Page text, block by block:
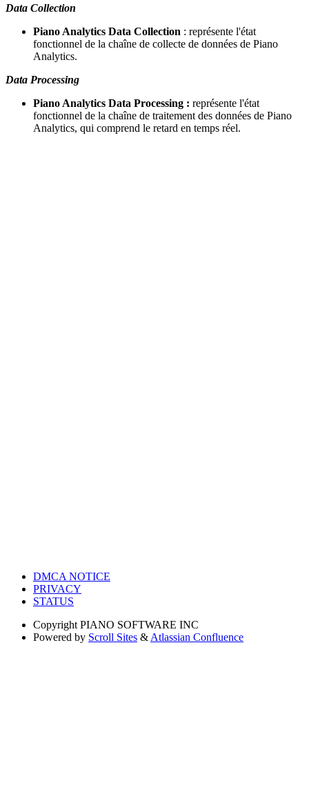
Data Collection
Piano Analytics Data Collection : représente l'état
fonctionnel de la chaîne de collecte de données de Piano
Analytics.
Data Processing
Piano Analytics Data Processing : représente l'état
fonctionnel de la chaîne de traitement des données de Piano
Analytics, qui comprend le retard en temps réel.
DMCA NOTICE
PRIVACY
STATUS
Copyright PIANO SOFTWARE INC
Powered by Scroll Sites & Atlassian Confluence